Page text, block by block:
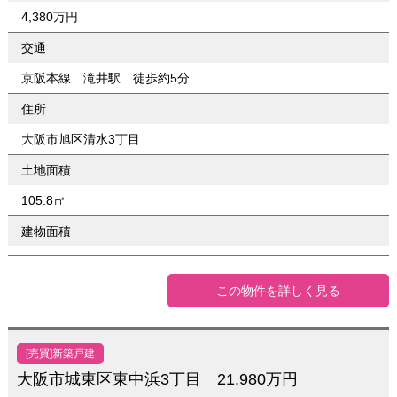
4,380万円
交通
京阪本線 滝井駅 徒歩約5分
住所
大阪市旭区清水3丁目
土地面積
105.8㎡
建物面積
この物件を詳しく見る
[売買]新築戸建
大阪市城東区東中浜3丁目 21,980万円